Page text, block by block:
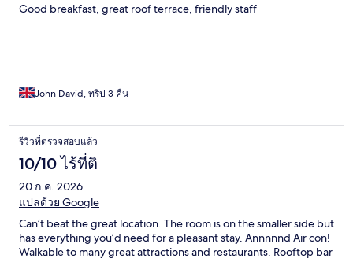
Good breakfast, great roof terrace, friendly staff
John David, ทริป 3 คืน
รีวิวที่ตรวจสอบแล้ว
10/10 ไร้ที่ติ
20 ก.ค. 2026
แปลด้วย Google
Can’t beat the great location. The room is on the smaller side but
has everything you’d need for a pleasant stay. Annnnnd Air con!
Walkable to many great attractions and restaurants. Rooftop bar